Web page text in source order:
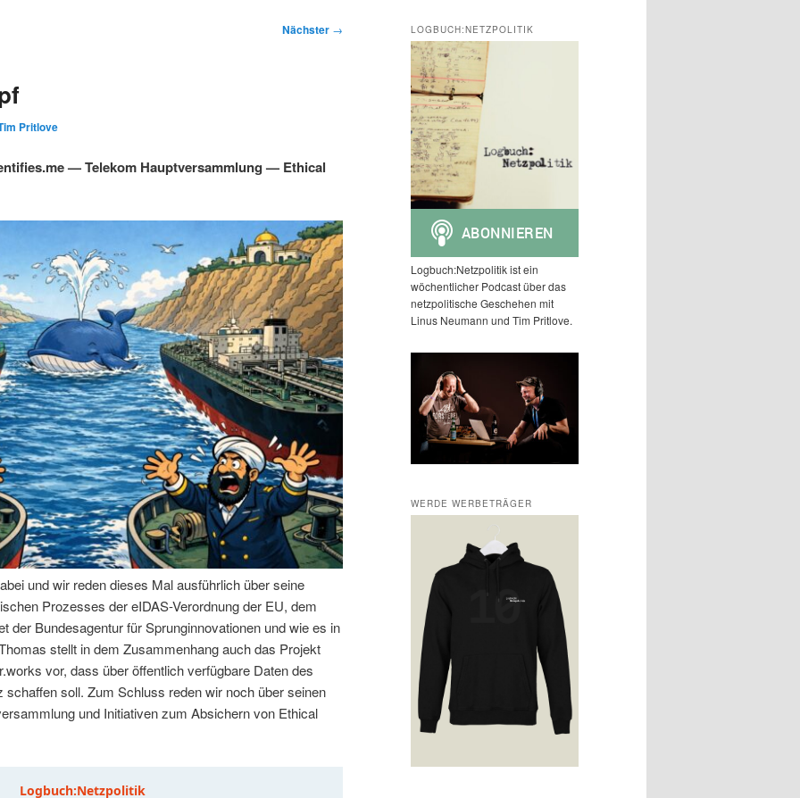
Nächster →
Pritlove
— Telekom Hauptversammlung — Ethical
und wir reden dieses Mal ausführlich über seine
Prozesses der eIDAS-Verordnung der EU, dem
der Bundesagentur für Sprunginnovationen und wie es in
stellt in dem Zusammenhang auch das Projekt
vor, dass über öffentlich verfügbare Daten des
soll. Zum Schluss reden wir noch über seinen
und Initiativen zum Absichern von Ethical
LOGBUCH:NETZPOLITIK
Logbuch:Netzpolitik ist ein
wöchentlicher Podcast über das
netzpolitische Geschehen mit
Linus Neumann und Tim Pritlove.
WERDE WERBETRÄGER